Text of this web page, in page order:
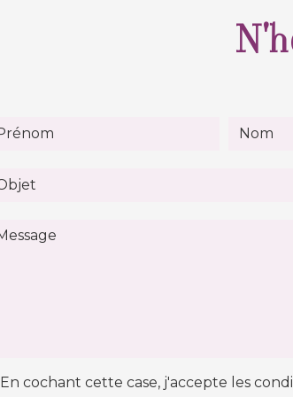
En cochant cette case, j'accepte les